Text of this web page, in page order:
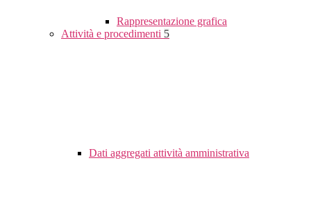
Rappresentazione grafica
Attività e procedimenti 5
Dati aggregati attività amministrativa